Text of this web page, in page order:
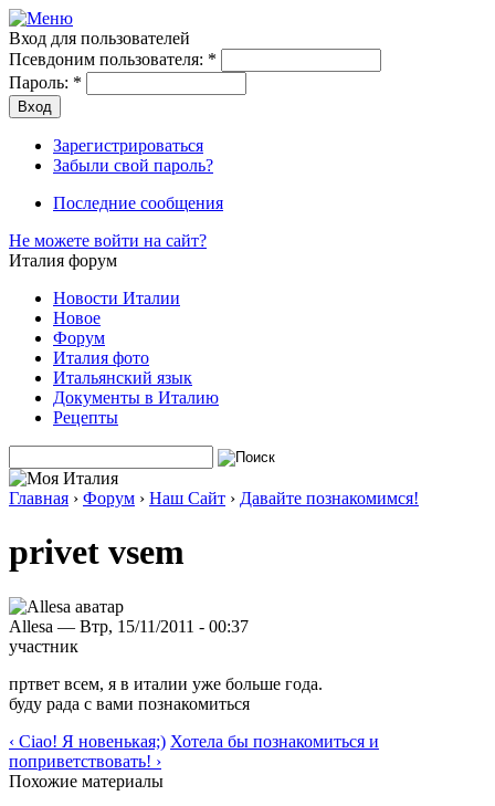
Вход для пользователей
Псевдоним пользователя: *
Пароль: *
Зарегистрироваться
Забыли свой пароль?
Последние сообщения
Не можете войти на сайт?
Италия форум
Новости Италии
Новое
Форум
Италия фото
Итальянский язык
Документы в Италию
Рецепты
Главная › Форум › Наш Сайт › Давайте познакомимся!
privet vsem
Allesa — Втр, 15/11/2011 - 00:37
участник
пртвет всем, я в италии уже больше года.
буду рада с вами познакомиться
‹ Ciao! Я новенькая;) Хотела бы познакомиться и
поприветствовать! ›
Похожие материалы